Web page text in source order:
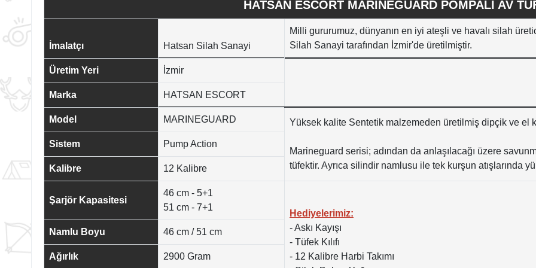
HATSAN ESCORT MARINEGUARD POMPALI AV
İmalatçı Hatsan Silah Sanayi
Milli gururumuz, dünyanın en iyi ateşli ve havalı silah
Silah Sanayi tarafından İzmir'de üretilmiştir.
Üretim Yeri İzmir
Marka HATSAN ESCORT
Model MARINEGUARD Yüksek kalite Sentetik malzemeden üretilmiş dipçik ve el
Marineguard serisi; adından da anlaşılacağı üzere
tüfektir. Ayrıca silindir namlusu ile tek kurşun atışlarında
Sistem Pump Action
Kalibre 12 Kalibre
Şarjör Kapasitesi
46 cm - 5+1
51 cm - 7+1
Hediyelerimiz:
- Askı Kayışı
- Tüfek Kılıfı
- 12 Kalibre Harbi Takımı
Namlu Boyu 46 cm / 51 cm
Ağırlık 2900 Gram